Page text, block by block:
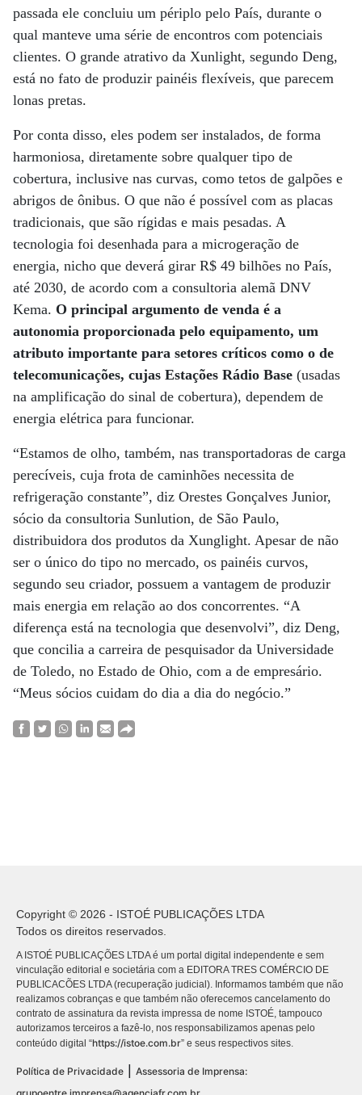
passada ele concluiu um périplo pelo País, durante o
qual manteve uma série de encontros com potenciais
clientes. O grande atrativo da Xunlight, segundo Deng,
está no fato de produzir painéis flexíveis, que parecem
lonas pretas.
Por conta disso, eles podem ser instalados, de forma
harmoniosa, diretamente sobre qualquer tipo de
cobertura, inclusive nas curvas, como tetos de galpões e
abrigos de ônibus. O que não é possível com as placas
tradicionais, que são rígidas e mais pesadas. A
tecnologia foi desenhada para a microgeração de
energia, nicho que deverá girar R$ 49 bilhões no País,
até 2030, de acordo com a consultoria alemã DNV
Kema. O principal argumento de venda é a
autonomia proporcionada pelo equipamento, um
atributo importante para setores críticos como o de
telecomunicações, cujas Estações Rádio Base (usadas
na amplificação do sinal de cobertura), dependem de
energia elétrica para funcionar.
“Estamos de olho, também, nas transportadoras de carga
perecíveis, cuja frota de caminhões necessita de
refrigeração constante”, diz Orestes Gonçalves Junior,
sócio da consultoria Sunlution, de São Paulo,
distribuidora dos produtos da Xunglight. Apesar de não
ser o único do tipo no mercado, os painéis curvos,
segundo seu criador, possuem a vantagem de produzir
mais energia em relação ao dos concorrentes. “A
diferença está na tecnologia que desenvolvi”, diz Deng,
que concilia a carreira de pesquisador da Universidade
de Toledo, no Estado de Ohio, com a de empresário.
“Meus sócios cuidam do dia a dia do negócio.”
Copyright © 2026 - ISTOÉ PUBLICAÇÕES LTDA
Todos os direitos reservados.
A ISTOÉ PUBLICAÇÕES LTDA é um portal digital independente e sem
vinculação editorial e societária com a EDITORA TRES COMÉRCIO DE
PUBLICACÕES LTDA (recuperação judicial). Informamos também que não
realizamos cobranças e que também não oferecemos cancelamento do
contrato de assinatura da revista impressa de nome ISTOÉ, tampouco
autorizamos terceiros a fazê-lo, nos responsabilizamos apenas pelo
conteúdo digital “https://istoe.com.br” e seus respectivos sites.
Política de Privacidade
Assessoria de Imprensa: